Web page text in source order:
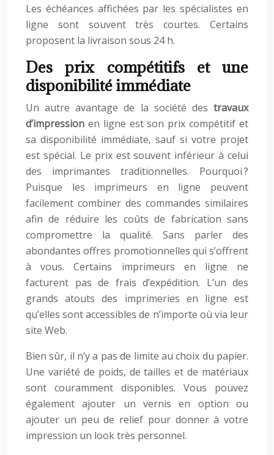
Les échéances affichées par les spécialistes en
ligne sont souvent très courtes. Certains
proposent la livraison sous 24 h.
Des prix compétitifs et une
disponibilité immédiate
Un autre avantage de la société des travaux
d’impression en ligne est son prix compétitif et
sa disponibilité immédiate, sauf si votre projet
est spécial. Le prix est souvent inférieur à celui
des imprimantes traditionnelles. Pourquoi ?
Puisque les imprimeurs en ligne peuvent
facilement combiner des commandes similaires
afin de réduire les coûts de fabrication sans
compromettre la qualité. Sans parler des
abondantes offres promotionnelles qui s’offrent
à vous. Certains imprimeurs en ligne ne
facturent pas de frais d’expédition. L’un des
grands atouts des imprimeries en ligne est
qu’elles sont accessibles de n’importe où via leur
site Web.
Bien sûr, il n’y a pas de limite au choix du papier.
Une variété de poids, de tailles et de matériaux
sont couramment disponibles. Vous pouvez
également ajouter un vernis en option ou
ajouter un peu de relief pour donner à votre
impression un look très personnel.